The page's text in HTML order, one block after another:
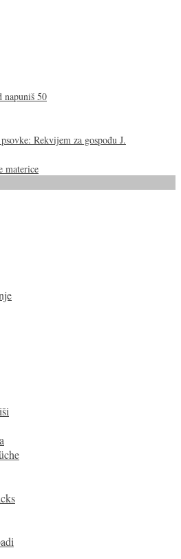
napuniš 50
Rekvijem za gospođu J.
materice